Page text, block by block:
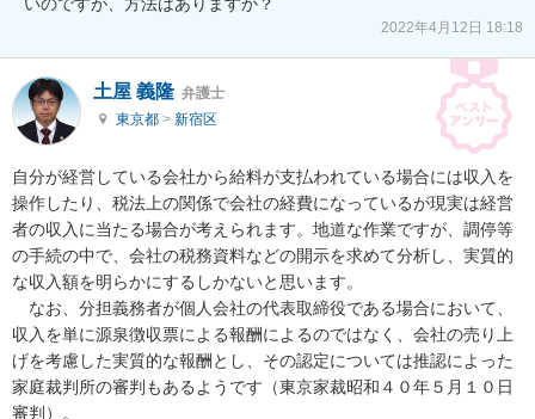
2022年4月12日 18:18
土屋 義隆 弁護士
東京都 > 新宿区
自分が経営している会社から給料が支払われている場合には収入を
操作したり、税法上の関係で会社の経費になっているが現実は経営
者の収入に当たる場合が考えられます。地道な作業ですが、調停等
の手続の中で、会社の税務資料などの開示を求めて分析し、実質的
な収入額を明らかにするしかないと思います。
なお、分担義務者が個人会社の代表取締役である場合において、
収入を単に源泉徴収票による報酬によるのではなく、会社の売り上
げを考慮した実質的な報酬とし、その認定については推認によった
家庭裁判所の審判もあるようです（東京家裁昭和４０年５月１０日
審判）。